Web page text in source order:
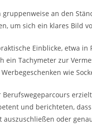
an den
um sich ein klares Bild
Einblicke, etwa
ein Tachymeter zur
wie
und berichteten,
oder